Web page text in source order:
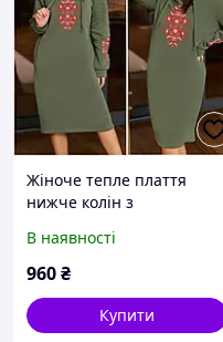
Жіноче тепле плаття
нижче колін з
капюшоном р-42-56 хакі
В наявності
960₴
Купити